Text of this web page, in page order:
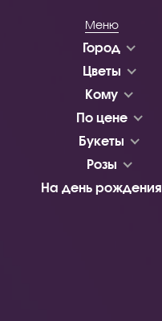
Меню
Город
Цветы
Кому
По цене
Букеты
Розы
На день рождения